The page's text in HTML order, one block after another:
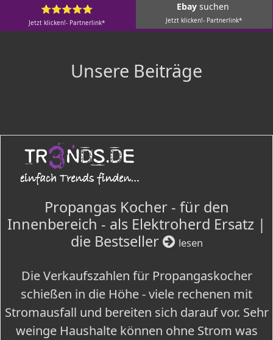
⭐⭐⭐⭐⭐
Jetzt klicken!- Partnerlink*
Ebay suchen
Jetzt klicken!- Partnerlink*
Unsere Beiträge
Propangas Kocher - für den
Innenbereich - als Elektroherd Ersatz |
die Bestseller
lesen
Die Verkaufszahlen für Propangaskocher
schießen in die Höhe - viele rechenen mit
Stromausfall und bereiten sich darauf vor. Sehr
weinge Haushalte können ohne Strom was